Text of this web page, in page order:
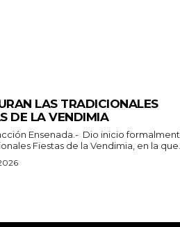
LAS TRADICIONALES
DE LA VENDIMIA
formalmente
Fiestas de la Vendimia, en la que...